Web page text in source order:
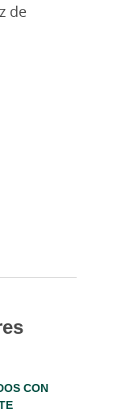
de
CON